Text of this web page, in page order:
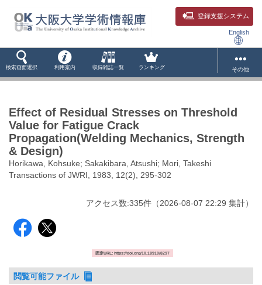
登録支援システム
English
検索画面選択 利用案内 収録雑誌一覧 ランキング その他
Effect of Residual Stresses on Threshold
Value for Fatigue Crack
Propagation(Welding Mechanics, Strength
& Design)
Horikawa, Kohsuke; Sakakibara, Atsushi; Mori, Takeshi
Transactions of JWRI, 1983, 12(2), 295-302
アクセス数:335件 （2026-08-07 22:29 集計）
固定URL: https://doi.org/10.18910/8297
閲覧可能ファイル